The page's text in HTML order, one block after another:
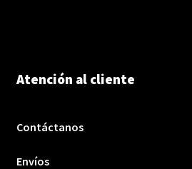
Atención al cliente
Contáctanos
Envíos